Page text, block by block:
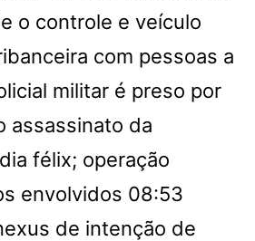
o controle e veículo
com pessoas a
militar é preso por
assassinato da
félix; operação
envolvidos 08:53
de intenção de